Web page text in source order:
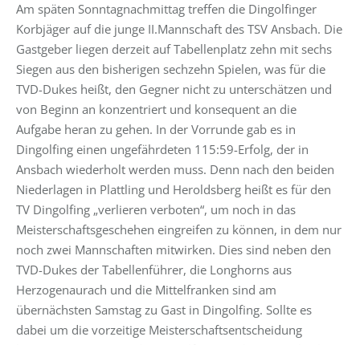
Am späten Sonntagnachmittag treffen die Dingolfinger
Korbjäger auf die junge II.Mannschaft des TSV Ansbach. Die
Gastgeber liegen derzeit auf Tabellenplatz zehn mit sechs
Siegen aus den bisherigen sechzehn Spielen, was für die
TVD-Dukes heißt, den Gegner nicht zu unterschätzen und
von Beginn an konzentriert und konsequent an die
Aufgabe heran zu gehen. In der Vorrunde gab es in
Dingolfing einen ungefährdeten 115:59-Erfolg, der in
Ansbach wiederholt werden muss. Denn nach den beiden
Niederlagen in Plattling und Heroldsberg heißt es für den
TV Dingolfing „verlieren verboten“, um noch in das
Meisterschaftsgeschehen eingreifen zu können, in dem nur
noch zwei Mannschaften mitwirken. Dies sind neben den
TVD-Dukes der Tabellenführer, die Longhorns aus
Herzogenaurach und die Mittelfranken sind am
übernächsten Samstag zu Gast in Dingolfing. Sollte es
dabei um die vorzeitige Meisterschaftsentscheidung